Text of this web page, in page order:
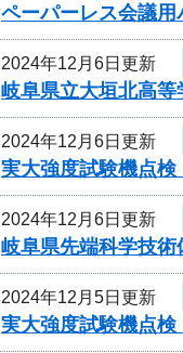
ペーパーレス会議
2024年12月6日更新
岐阜県立大垣北高
2024年12月6日更新
実大強度試験機点
2024年12月6日更新
岐阜県先端科学技
2024年12月5日更新
実大強度試験機点